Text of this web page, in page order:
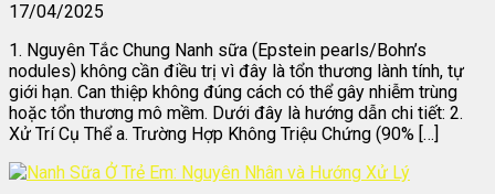
17/04/2025
1. Nguyên Tắc Chung Nanh sữa (Epstein pearls/Bohn’s
nodules) không cần điều trị vì đây là tổn thương lành tính, tự
giới hạn. Can thiệp không đúng cách có thể gây nhiễm trùng
hoặc tổn thương mô mềm. Dưới đây là hướng dẫn chi tiết: 2.
Xử Trí Cụ Thể a. Trường Hợp Không Triệu Chứng (90% […]